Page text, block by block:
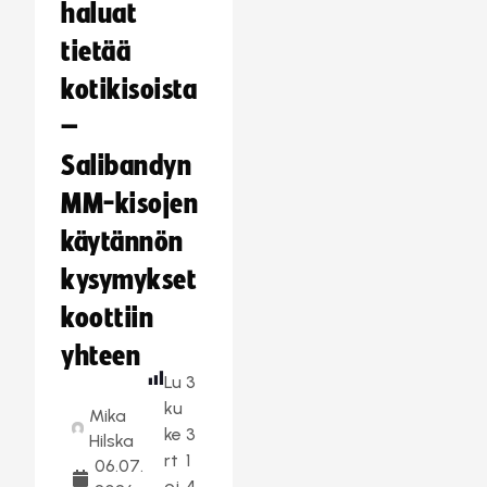
haluat
tietää
kotikisoista
–
Salibandyn
MM-kisojen
käytännön
kysymykset
koottiin
yhteen
Mika
Hilska
06.07.
Lu
ku
ke
rt
3
3
1